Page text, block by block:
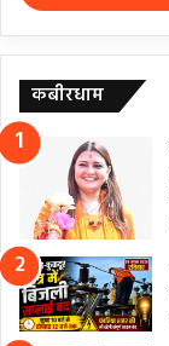
कबीरधाम